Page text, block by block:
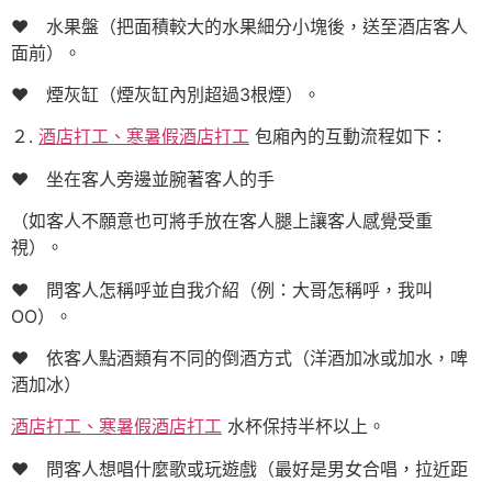
♥ 水果盤（把面積較大的水果細分小塊後，送至酒店客人
面前）。
♥ 煙灰缸（煙灰缸內別超過3根煙）。
２. 酒店打工、寒暑假酒店打工 包廂內的互動流程如下：
♥ 坐在客人旁邊並腕著客人的手
（如客人不願意也可將手放在客人腿上讓客人感覺受重
視）。
♥ 問客人怎稱呼並自我介紹（例：大哥怎稱呼，我叫
OO）。
♥ 依客人點酒類有不同的倒酒方式（洋酒加冰或加水，啤
酒加冰）
酒店打工、寒暑假酒店打工 水杯保持半杯以上。
♥ 問客人想唱什麼歌或玩遊戲（最好是男女合唱，拉近距